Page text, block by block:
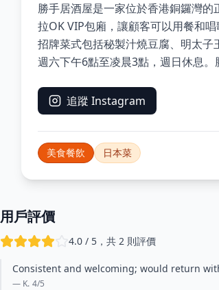
勝手居酒屋是一家位於香港銅鑼灣
拉OK VIP包廂，讓顧客可以用餐和
招牌菜式包括秘製汁燒豆腐、明太
週六下午6點至凌晨3點，週日休息。
追蹤 Instagram
美食餐飲 日本菜
用戶評價
4.0 / 5，共 2 則評價
Consistent and welcoming; would return
— K. 4/5